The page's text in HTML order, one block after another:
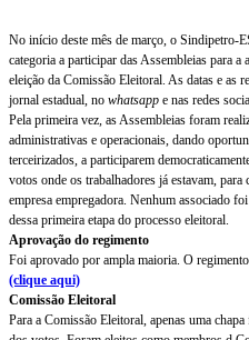
No início deste mês de março, o Sindipetro-
categoria a participar das Assembleias para
eleição da Comissão Eleitoral. As datas e as
jornal estadual, no whatsapp e nas redes
Pela primeira vez, as Assembleias foram
administrativas e operacionais, dando
terceirizados, a participarem
votos onde os trabalhadores já estavam,
empresa empregadora. Nenhum associado
dessa primeira etapa do processo eleitoral.
Aprovação do regimento
Foi aprovado por ampla maioria. O
(clique aqui)
Comissão Eleitoral
Para a Comissão Eleitoral, apenas uma